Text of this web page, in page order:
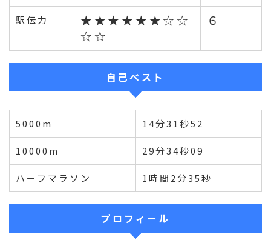
駅伝力
★★★★★★☆☆
☆☆
６
自己ベスト
5000m 14分31秒52
10000m 29分34秒09
ハーフマラソン 1時間2分35秒
プロフィール